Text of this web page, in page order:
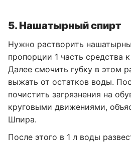
5. Нашатырный спирт
Нужно растворить
пропорции 1 часть средства
Далее смочить губку в этом
выжать от остатков воды.
почистить загрязнения на
круговыми движениями,
Шпира.
После этого в 1 л воды